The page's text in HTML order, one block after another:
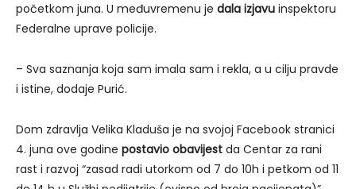
početkom juna. U međuvremenu je dala izjavu inspektoru
Federalne uprave policije.
– Sva saznanja koja sam imala sam i rekla, a u cilju pravde
i istine, dodaje Purić.
Dom zdravlja Velika Kladuša je na svojoj Facebook stranici
4. juna ove godine postavio obavijest da Centar za rani
rast i razvoj “zasad radi utorkom od 7 do 10h i petkom od 11